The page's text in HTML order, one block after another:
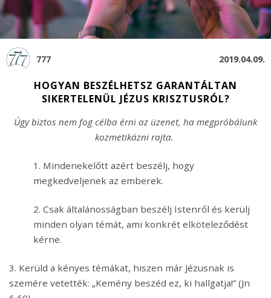
777 2019.04.09.
HOGYAN BESZÉLHETSZ GARANTÁLTAN
SIKERTELENÜL JÉZUS KRISZTUSRÓL?
Úgy biztos nem fog célba érni az üzenet, ha megpróbálunk
kozmetikázni rajta.
1. Mindenekelőtt azért beszélj, hogy
megkedveljenek az emberek.
2. Csak általánosságban beszélj Istenről és kerülj
minden olyan témát, ami konkrét elköteleződést
kérne.
3. Kerüld a kényes témákat, hiszen már Jézusnak is
szemére vetették: „Kemény beszéd ez, ki hallgatja!” (Jn